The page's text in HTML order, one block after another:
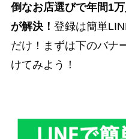
倒なお店選びで年間1
が解決！ 登録は簡単
だけ！まずは下のバナ
けてみよう！